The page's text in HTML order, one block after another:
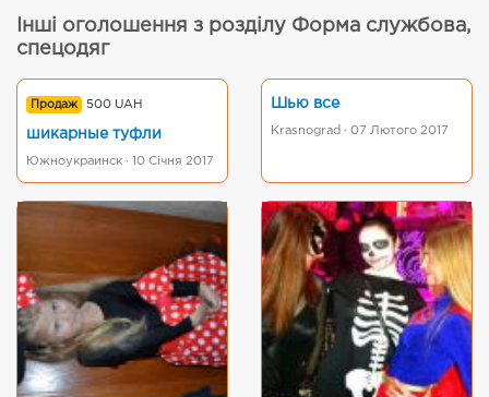
Інші оголошення з розділу Форма службова,
спецодяг
Продаж 500 UAH
шикарные туфли
Южноукраинск · 10 Січня 2017
Шью все
Krasnograd · 07 Лютого 2017